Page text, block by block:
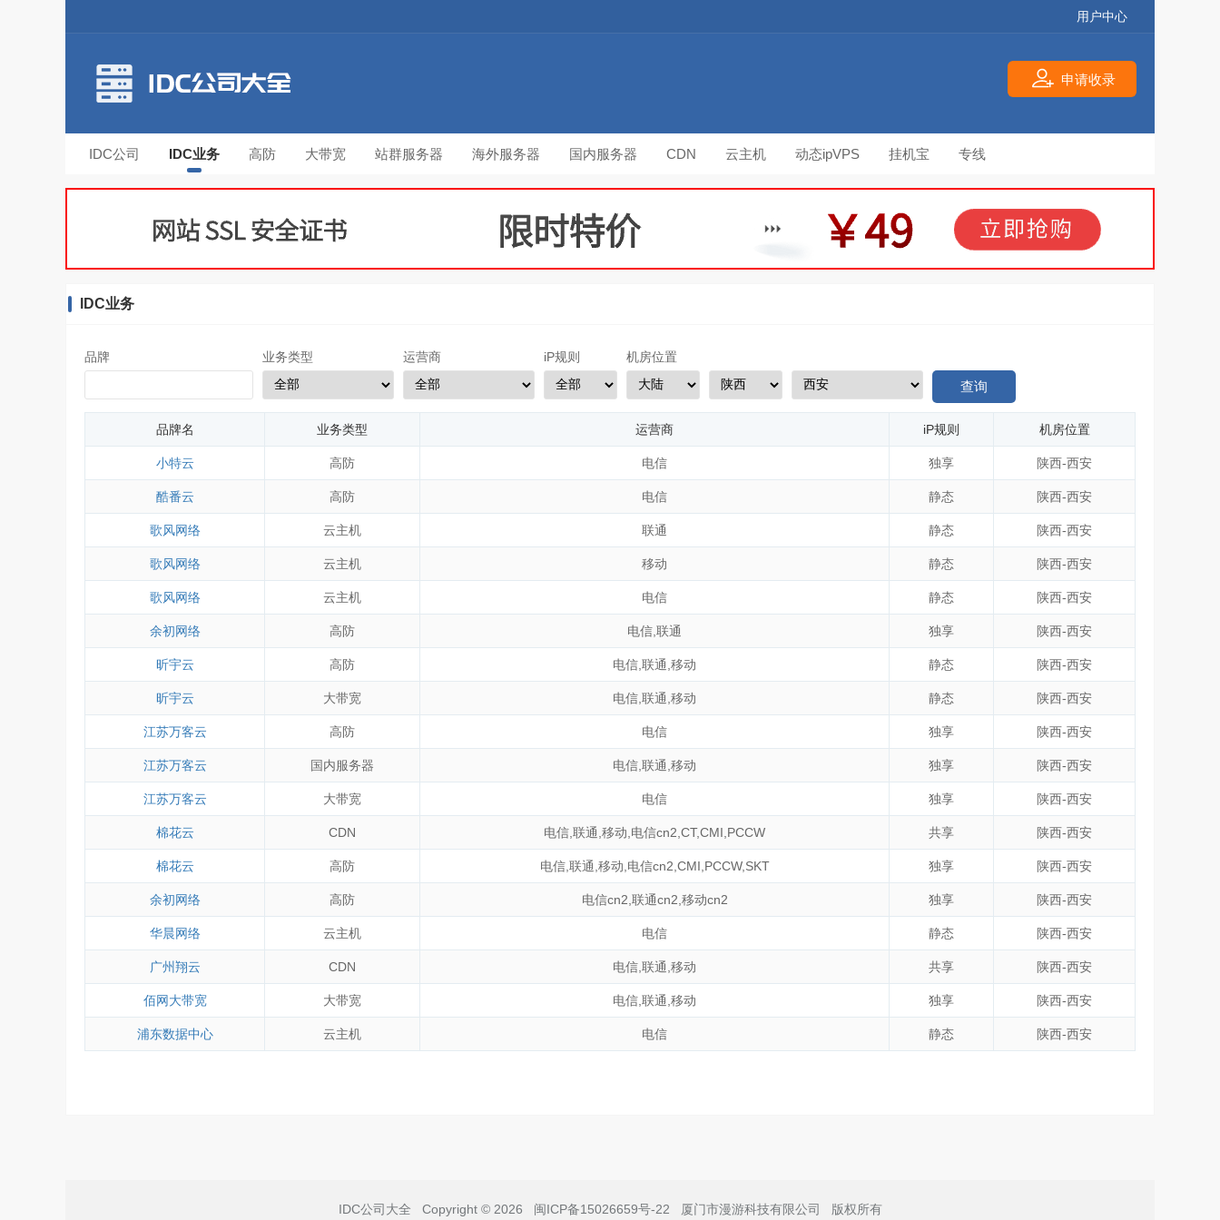
用户中心
申请收录
IDC公司 IDC业务 高防 大带宽 站群服务器 海外服务器 国内服务器 CDN 云主机 动态ipVPS 挂机宝 专线
IDC业务
品牌 业务类型 运营商 iP规则 机房位置
查询
品牌名 业务类型 运营商 iP规则 机房位置
小特云 高防 电信 独享 陕西-西安
酷番云 高防 电信 静态 陕西-西安
歌风网络 云主机 联通 静态 陕西-西安
歌风网络 云主机 移动 静态 陕西-西安
歌风网络 云主机 电信 静态 陕西-西安
余初网络 高防 电信 联通 独享 陕西-西安
昕宇云 高防 电信 联通 移动 静态 陕西-西安
昕宇云 大带宽 电信 联通 移动 静态 陕西-西安
江苏万客云 高防 电信 独享 陕西-西安
江苏万客云 国内服务器 电信 联通 移动 独享 陕西-西安
江苏万客云 大带宽 电信 独享 陕西-西安
棉花云 CDN 电信 联通 移动 电信cn2 CT,CMI PCCW 共享 陕西-西安
棉花云 高防 电信, 联通 移动 电信cn2 CMI PCCW, SKT 独享 陕西-西安
余初网络 高防 电信cn2 联通cn2 移动cn2 独享 陕西-西安
华晨网络 云主机 电信 静态 陕西-西安
广州翔云 CDN 电信 联通 移动 共享 陕西-西安
佰网大带宽 大带宽 电信 联通 移动 独享 陕西-西安
浦东数据中心 云主机 电信 静态 陕西-西安
IDC公司大全 Copyright © 2026 闽ICP备15026659号-22 厦门市漫游科技有限公司 版权所有